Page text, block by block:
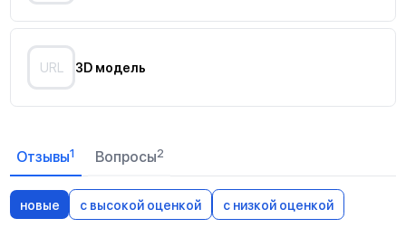
URL 3D модель
Отзывы1 Вопросы2
новые с высокой оценкой с низкой оценкой